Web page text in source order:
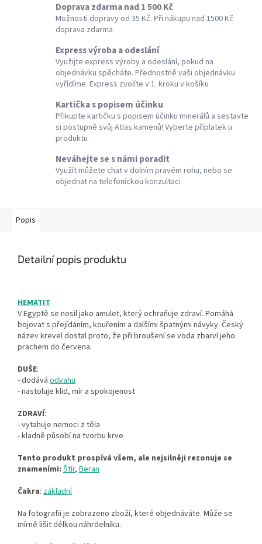
Doprava zdarma nad 1 500 Kč
Možnosti dopravy od 35 Kč. Při nákupu nad 1500 Kč
doprava zdarma
Express výroba a odeslání
Využijte express výroby a odeslání, pokud na
objednávku spěcháte. Přednostně vaši objednávku
vyřídíme. Express zvolíte v 1. kroku v košíku
Kartička s popisem účinku
Přikupte kartičku s popisem účinku minerálů a sestavte
si postupně svůj Atlas kamenů! Vyberte příplatek u
produktu
Neváhejte se s námi poradit
Využít můžete chat v dolním pravém rohu, nebo se
objednat na telefonickou konzultaci
Popis
Detailní popis produktu
HEMATIT
V Egyptě se nosil jako amulet, který ochraňuje zdraví. Pomáhá
bojovat s přejídáním, kouřením a dalšími špatnými návyky. Český
název krevel dostal proto, že při broušení se voda zbarví jeho
prachem do červena.
DUŠE:
- dodává odvahu
- nastoluje klid, mír a spokojenost
ZDRAVÍ:
- vytahuje nemoci z těla
- kladně působí na tvorbu krve
Tento produkt prospívá všem, ale nejsilněji rezonuje se
znameními: Štír, Beran
Čakra: základní
Na fotografii je zobrazeno zboží, které objednáváte. Může se
mírně lišit délkou náhrdelníku.